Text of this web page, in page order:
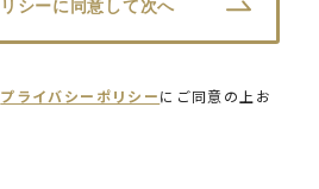
プライバシーポリシーにご同意の上お